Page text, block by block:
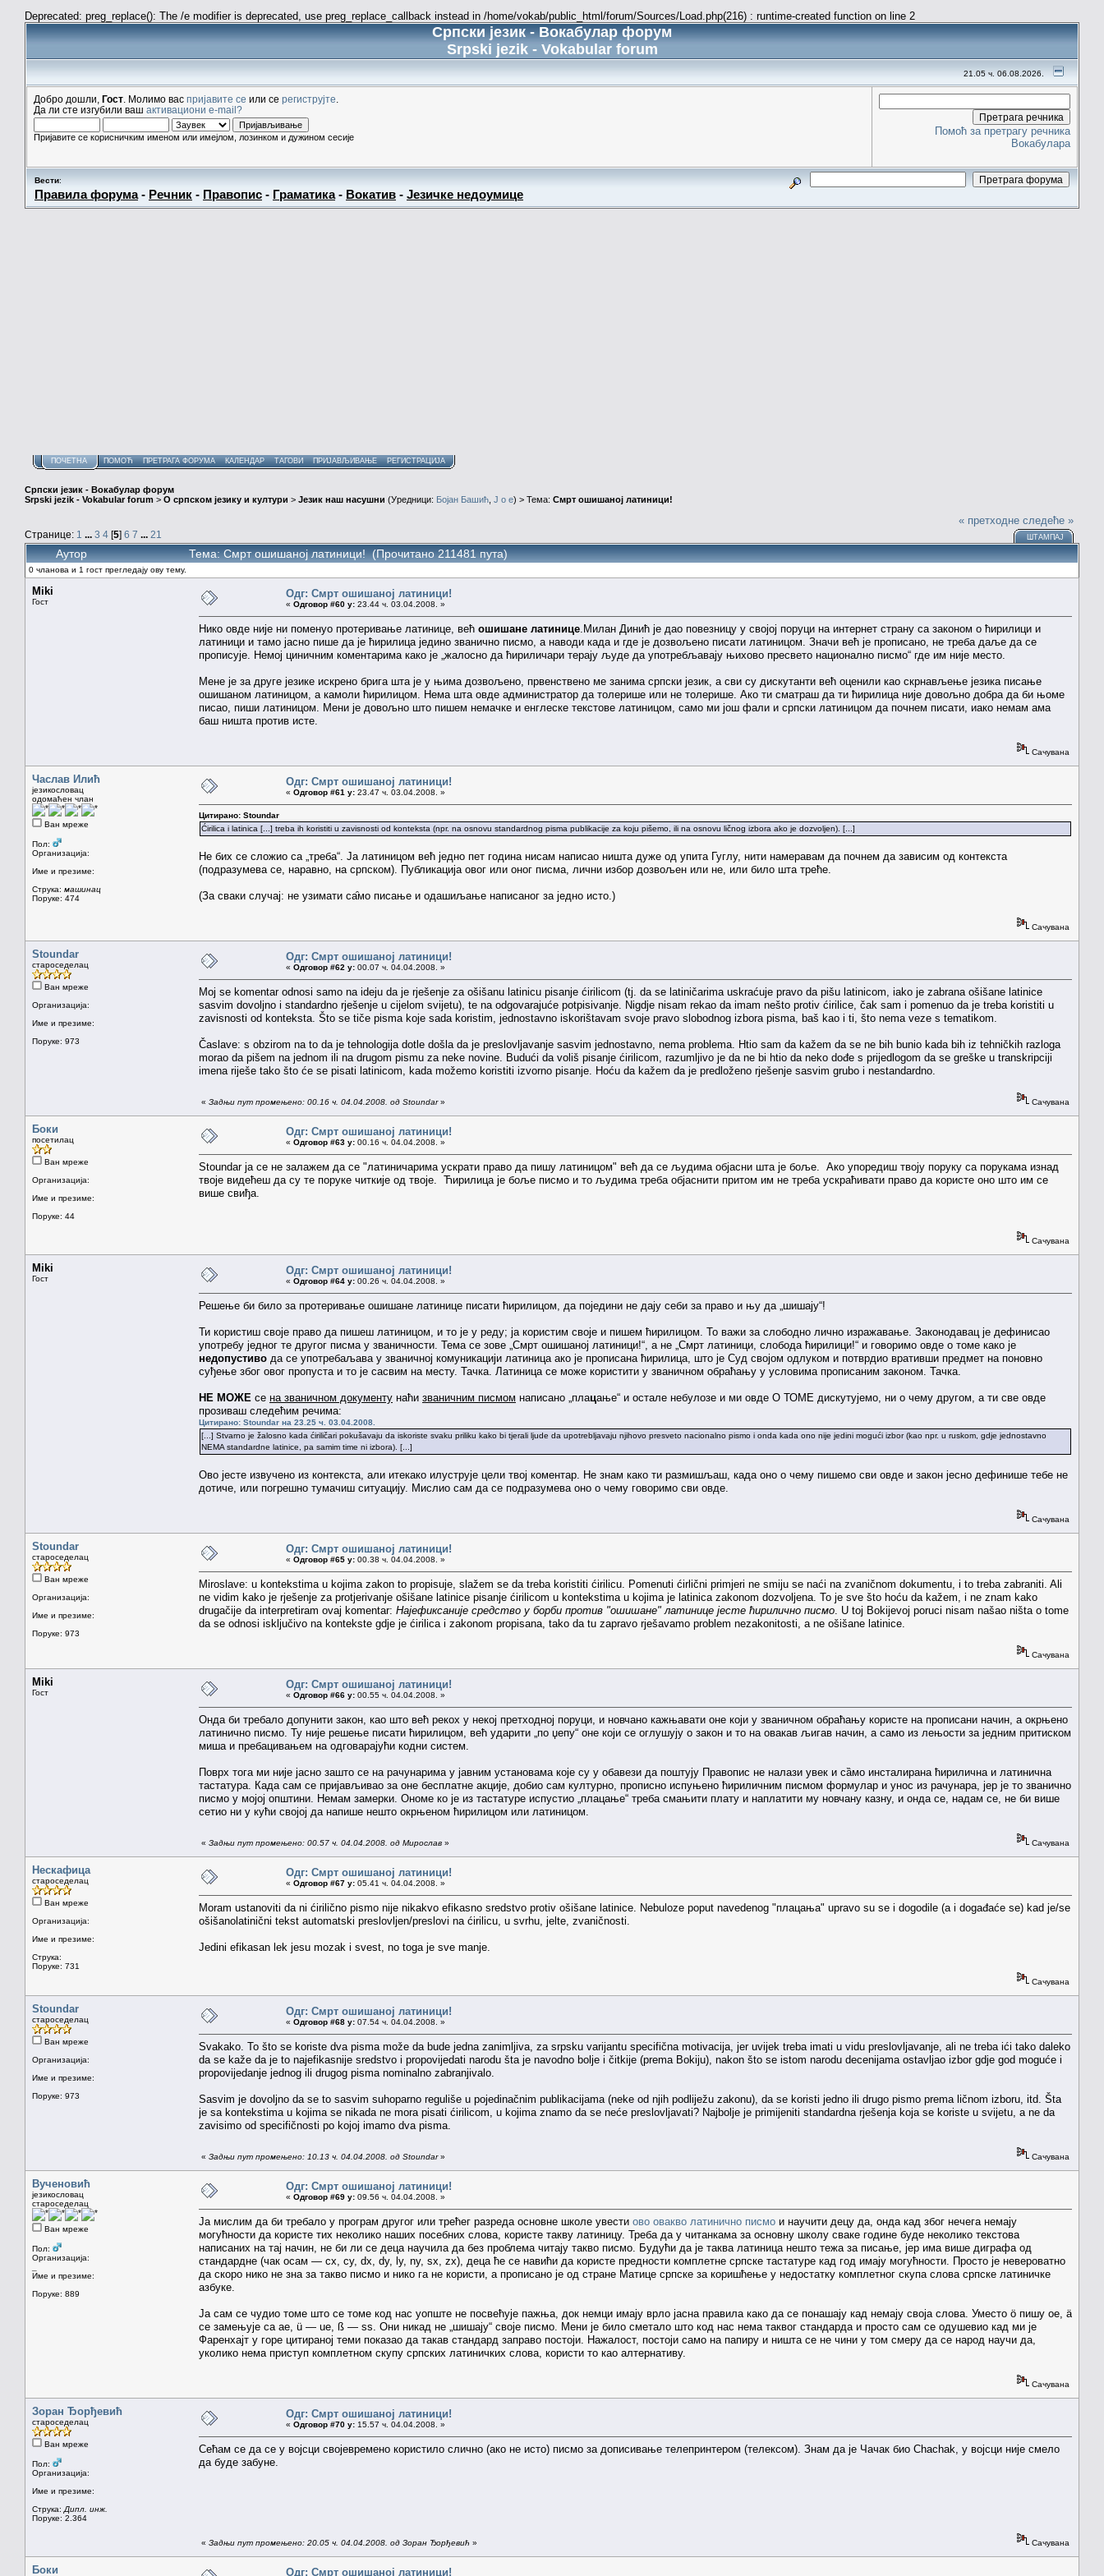
Deprecated: preg_replace(): The /e modifier is deprecated, use preg_replace_callback instead in /home/vokab/public_html/forum/Sources/Load.php(216) : runtime-created function on line 2
Српски језик - Вокабулар форум
Srpski jezik - Vokabular forum
21.05 ч. 06.08.2026.
Добро дошли, Гост . Молимо вас пријавите се или се региструјте
Да ли сте изгубили ваш активациони e-mail?
Пријавите се корисничким именом или имејлом, лозинком и дужином сесије
Помоћ за претрагу речника
Вокабулара
Вести:
Правила форума- Речник - Правопис - Граматика- Вокатив - Језичке недоумице
ПОЧЕТНА ПОМОЋ ПРЕТРАГА ФОРУМА КАЛЕНДАР ТАГОВИ ПРИЈАВЉИВАЊЕ РЕГИСТРАЦИЈА
Српски језик - Вокабулар форум
Srpski jezik - Vokabular forum > О српском језику и култури > Језик наш насушни (Уредници: Бојан Башић J o e) > Тема: Смрт ошишаној латиници!
Странице: 1 ... 3 4 [5] 6 7 ... 21
« претходне следеће »
ШТАМПАЈ
Аутор Тема: Смрт ошишаној латиници! (Прочитано 211481 пута)
0 чланова и 1 гост прегледају ову тему.
Miki
Гост
Одг: Смрт ошишаној латиници!
« Одговор #60 у: 23.44 ч. 03.04.2008. »
Нико овде није ни поменуо протеривање латинице, већ ошишане латинице .Милан Динић је дао повезницу у својој поруци на интернет страну са законом о ћирилици и
латиници и тамо јасно пише да је ћирилица једино званично писмо, а наводи када и где је дозвољено писати латиницом. Значи већ је прописано, не треба даље да се
прописује. Немој циничним коментарима како је „жалосно да ћириличари терају људе да употребљавају њихово пресвето национално писмо“ где им није место.
Мене је за друге језике искрено брига шта је у њима дозвољено, првенствено ме занима српски језик, а сви су дискутанти већ оценили као скрнављење језика писање
ошишаном латиницом, а камоли ћирилицом. Нема шта овде администратор да толерише или не толерише. Ако ти сматраш да ти ћирилица није довољно добра да би њоме
писао, пиши латиницом. Мени је довољно што пишем немачке и енглеске текстове латиницом, само ми још фали и српски латиницом да почнем писати, иако немам ама
баш ништа против исте.
Сачувана
Часлав Илић
језикословац
одомаћен члан
Ван мреже
Пол:
Организација:
Име и презиме:
Струка: машинац
Поруке: 474
Одг: Смрт ошишаној латиници!
« Одговор #61 у: 23.47 ч. 03.04.2008. »
Цитирано: Stoundar
Ćirilica i latinica [...] treba ih koristiti u zavisnosti od konteksta (npr. na osnovu standardnog pisma publikacije za koju pišemo, ili na osnovu ličnog izbora ako je dozvoljen). [...]
Не бих се сложио са „треба“. Ја латиницом већ једно пет година нисам написао ништа дуже од упита Гуглу, нити намеравам да почнем да зависим од контекста
(подразумева се, наравно, на српском). Публикација овог или оног писма, лични избор дозвољен или не, или било шта треће.
(За сваки случај: не узимати са̑мо писање и одашиљање написаног за једно исто.)
Сачувана
Stoundar
староседелац
Ван мреже
Организација:
Име и презиме:
Поруке: 973
Одг: Смрт ошишаној латиници!
« Одговор #62 у: 00.07 ч. 04.04.2008. »
Moj se komentar odnosi samo na ideju da je rješenje za ošišanu latinicu pisanje ćirilicom (tj. da se latiničarima uskraćuje pravo da pišu latinicom, iako je zabrana ošišane latinice
sasvim dovoljno i standardno rješenje u cijelom svijetu), te na odgovarajuće potpisivanje. Nigdje nisam rekao da imam nešto protiv ćirilice, čak sam i pomenuo da je treba koristiti u
zavisnosti od konteksta. Što se tiče pisma koje sada koristim, jednostavno iskorištavam svoje pravo slobodnog izbora pisma, baš kao i ti, što nema veze s tematikom.
Časlave: s obzirom na to da je tehnologija dotle došla da je preslovljavanje sasvim jednostavno, nema problema. Htio sam da kažem da se ne bih bunio kada bih iz tehničkih razloga
morao da pišem na jednom ili na drugom pismu za neke novine. Budući da voliš pisanje ćirilicom, razumljivo je da ne bi htio da neko dođe s prijedlogom da se greške u transkripciji
imena riješe tako što će se pisati latinicom, kada možemo koristiti izvorno pisanje. Hoću da kažem da je predloženo rješenje sasvim grubo i nestandardno.
« Задњи пут промењено: 00.16 ч. 04.04.2008. од Stoundar» Сачувана
Боки
посетилац
Ван мреже
Организација:
Име и презиме:
Поруке: 44
Одг: Смрт ошишаној латиници!
« Одговор #63 у: 00.16 ч. 04.04.2008. »
Stoundar ја се не залажем да се "латиничарима ускрати право да пишу латиницом" већ да се људима објасни шта је боље. Ако упоредиш твоју поруку са порукама изнад
твоје видећеш да су те поруке читкије од твоје. Ћирилица је боље писмо и то људима треба објаснити притом им не треба ускраћивати право да користе оно што им се
више свиђа.
Сачувана
Miki
Гост
Одг: Смрт ошишаној латиници!
« Одговор #64 у: 00.26 ч. 04.04.2008. »
Решење би било за протеривање ошишане латинице писати ћирилицом, да поједини не дају себи за право и њу да „шишају“!
Ти користиш своје право да пишеш латиницом, и то је у реду; ја користим своје и пишем ћирилицом. То важи за слободно лично изражавање. Законодавац је дефинисао
употребу једног те другог писма у званичности. Тема се зове „Смрт ошишаној латиници!“, а не „Смрт латиници, слобода ћирилици!“ и говоримо овде о томе како је
недопустиво да се употребаљава у званичној комуникацији латиница ако је прописана ћирилица, што је Суд својом одлуком и потврдио вративши предмет на поновно
суђење због овог пропуста и то је сасвим на месту. Тачка. Латиница се може користити у званичном обраћању у условима прописаним законом. Тачка.
НЕ МОЖЕ се на званичном документу наћи званичним писмом написано „плацање“ и остале небулозе и ми овде О ТОМЕ дискутујемо, ни о чему другом, а ти све овде
прозиваш следећим речима:
Цитирано: Stoundar на 23.25 ч. 03.04.2008.
[...] Stvarno je žalosno kada ćiriličari pokušavaju da iskoriste svaku priliku kako bi tjerali ljude da upotrebljavaju njihovo presveto nacionalno pismo i onda kada ono nije jedini mogući izbor (kao npr. u ruskom, gdje jednostavno
NEMA standardne latinice, pa samim time ni izbora). [...]
Ово јесте извучено из контекста, али итекако илуструје цели твој коментар. Не знам како ти размишљаш, када оно о чему пишемо сви овде и закон јесно дефинише тебе не
дотиче, или погрешно тумачиш ситуацију. Мислио сам да се подразумева оно о чему говоримо сви овде.
Сачувана
Stoundar
староседелац
Ван мреже
Организација:
Име и презиме:
Поруке: 973
Одг: Смрт ошишаној латиници!
« Одговор #65 у: 00.38 ч. 04.04.2008. »
Miroslave: u kontekstima u kojima zakon to propisuje, slažem se da treba koristiti ćirilicu. Pomenuti ćirlični primjeri ne smiju se naći na zvaničnom dokumentu, i to treba zabraniti. Ali
ne vidim kako je rješenje za protjerivanje ošišane latinice pisanje ćirilicom u kontekstima u kojima je latinica zakonom dozvoljena. To je sve što hoću da kažem, i ne znam kako
drugačije da interpretiram ovaj komentar: Најефиксаније средство у борби против "ошишане" латинице јесте ћирилично писмо . U toj Bokijevoj poruci nisam našao ništa o tome
da se odnosi isključivo na kontekste gdje je ćirilica i zakonom propisana, tako da tu zapravo rješavamo problem nezakonitosti, a ne ošišane latinice.
Сачувана
Miki
Гост
Одг: Смрт ошишаној латиници!
« Одговор #66 у: 00.55 ч. 04.04.2008. »
Онда би требало допунити закон, као што већ рекох у некој претходној поруци, и новчано кажњавати оне који у званичном обраћању користе на прописани начин, а окрњено
латинично писмо. Ту није решење писати ћирилицом, већ ударити „по џепу“ оне који се оглушују о закон и то на овакав љигав начин, а само из лењости за једним притиском
миша и пребацивањем на одговарајући кодни систем.
Поврх тога ми није јасно зашто се на рачунарима у јавним установама које су у обавези да поштују Правопис не налази увек и сȁмо инсталирана ћирилична и латинична
тастатура. Када сам се пријављивао за оне бесплатне акције, добио сам културно, прописно испуњено ћириличним писмом формулар и унос из рачунара, јер је то званично
писмо у мојој општини. Немам замерки. Ономе ко је из тастатуре испустио „плацање“ треба смањити плату и наплатити му новчану казну, и онда се, надам се, не би више
сетио ни у кући својој да напише нешто окрњеном ћирилицом или латиницом.
« Задњи пут промењено: 00.57 ч. 04.04.2008. од Мирослав » Сачувана
Нескафица
староседелац
Ван мреже
Организација:
Име и презиме:
Струка:
Поруке: 731
Одг: Смрт ошишаној латиници!
« Одговор #67 у: 05.41 ч. 04.04.2008. »
Moram ustanoviti da ni ćirilično pismo nije nikakvo efikasno sredstvo protiv ošišane latinice. Nebuloze poput navedenog "плацања" upravo su se i dogodile (a i događaće se) kad je/se
ošišanolatinični tekst automatski preslovljen/preslovi na ćirilicu, u svrhu, jelte, zvaničnosti.
Jedini efikasan lek jesu mozak i svest, no toga je sve manje.
Сачувана
Stoundar
староседелац
Ван мреже
Организација:
Име и презиме:
Поруке: 973
Одг: Смрт ошишаној латиници!
« Одговор #68 у: 07.54 ч. 04.04.2008. »
Svakako. To što se koriste dva pisma može da bude jedna zanimljiva, za srpsku varijantu specifična motivacija, jer uvijek treba imati u vidu preslovljavanje, ali ne treba ići tako daleko
da se kaže da je to najefikasnije sredstvo i propovijedati narodu šta je navodno bolje i čitkije (prema Bokiju), nakon što se istom narodu decenijama ostavljao izbor gdje god moguće i
propovijedanje jednog ili drugog pisma nominalno zabranjivalo.
Sasvim je dovoljno da se to sasvim suhoparno reguliše u pojedinačnim publikacijama (neke od njih podliježu zakonu), da se koristi jedno ili drugo pismo prema ličnom izboru, itd. Šta
je sa kontekstima u kojima se nikada ne mora pisati ćirilicom, u kojima znamo da se neće preslovljavati? Najbolje je primijeniti standardna rješenja koja se koriste u svijetu, a ne da
zavisimo od specifičnosti po kojoj imamo dva pisma.
« Задњи пут промењено: 10.13 ч. 04.04.2008. од Stoundar» Сачувана
Вученовић
језикословац
староседелац
Ван мреже
Пол:
Организација:
Име и презиме:
Поруке: 889
Одг: Смрт ошишаној латиници!
« Одговор #69 у: 09.56 ч. 04.04.2008. »
Ја мислим да би требало у програм другог или трећег разреда основне школе увести ово овакво латинично писмо и научити децу да, онда кад због нечега немају
могућности да користе тих неколико наших посебних слова, користе такву латиницу. Треба да у читанкама за основну школу сваке године буде неколико текстова
написаних на тај начин, не би ли се деца научила да без проблема читају такво писмо. Будући да је таква латиница нешто тежа за писање, јер има више диграфа од
стандардне (чак осам — cx, cy, dx, dy, ly, ny, sx, zx), деца ће се навићи да користе предности комплетне српске тастатуре кад год имају могућности. Просто је невероватно
да скоро нико не зна за такво писмо и нико га не користи, а прописано је од стране Матице српске за коришћење у недостатку комплетног скупа слова српске латиничке
азбуке.
Ја сам се чудио томе што се томе код нас уопште не посвећује пажња, док немци имају врло јасна правила како да се понашају кад немају своја слова. Уместо ö пишу oe, ä
се замењује са ae, ü — ue, ß — ss. Они никад не „шишају“ своје писмо. Мени је било сметало што код нас нема таквог стандарда и просто сам се одушевио кад ми је
Фаренхајт у горе цитираној теми показао да такав стандард заправо постоји. Нажалост, постоји само на папиру и ништа се не чини у том смеру да се народ научи да,
уколико нема приступ комплетном скупу српских латиничких слова, користи то као алтернативу.
Сачувана
Зоран Ђорђевић
староседелац
Ван мреже
Пол:
Организација:
Име и презиме:
Струка: Дипл. инж.
Поруке: 2.364
Одг: Смрт ошишаној латиници!
« Одговор #70 у: 15.57 ч. 04.04.2008. »
Сећам се да се у војсци својевремено користило слично (ако не исто) писмо за дописивање телепринтером (телeксом). Знам да је Чачак био Chachak, у војсци није смело
да буде забуне.
« Задњи пут промењено: 20.05 ч. 04.04.2008. од Зоран Ђорђевић » Сачувана
Боки Одг: Смрт ошишаној латиници!